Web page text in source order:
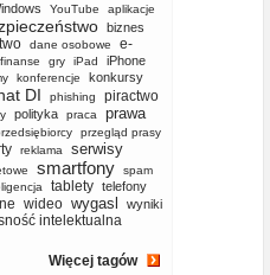
YouTube aplikacje
biznes
dane osobowe
e-
finanse gry iPad iPhone
konferencje konkursy
DI phishing piractwo
polityka praca
prawa
przegląd prasy
reklama
serwisy
smartfony
spam
tablety telefony
wideo wygasl
wyniki
intelektualna
Więcej tagów